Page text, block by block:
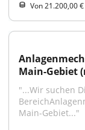
Von 21.200,00
Main-Gebiet
"...Wir suchen
Main-Gebiet..."